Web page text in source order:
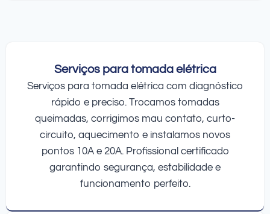
Serviços para tomada elétrica
Serviços para tomada elétrica com diagnóstico
rápido e preciso. Trocamos tomadas
queimadas, corrigimos mau contato, curto-
circuito, aquecimento e instalamos novos
pontos 10A e 20A. Profissional certificado
garantindo segurança, estabilidade e
funcionamento perfeito.